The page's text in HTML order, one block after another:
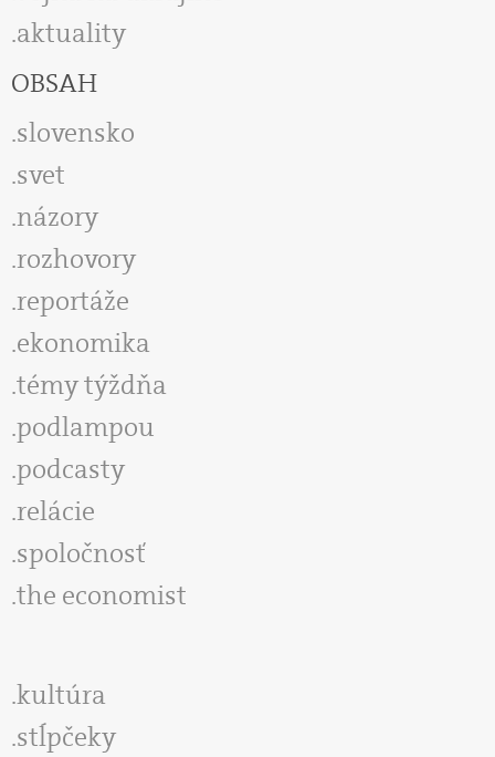
aktuality
OBSAH
slovensko
svet
názory
rozhovory
reportáže
ekonomika
témy týždňa
podlampou
podcasty
relácie
spoločnosť
the economist
kultúra
stĺpčeky